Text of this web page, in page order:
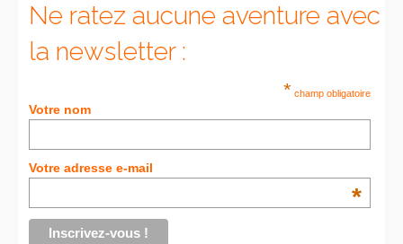
Lisbonne
Royaume-Uni
– Berlin
– Munich
Ne ratez aucune aventure avec
la newsletter :
* champ obligatoire
Votre nom
Votre adresse e-mail
*